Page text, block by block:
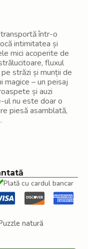
într-o
intimitatea și
mici acoperite de
fluxul
străzi și munții de
magice – un peisaj
și auzi
ul nu este doar o
piesă asamblată,
Plată cu cardul bancar
natură